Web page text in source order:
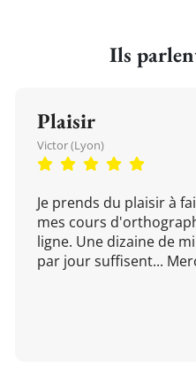
Ils
Plaisir
Victor (Lyon)
Je prends du plaisir à
mes cours
ligne. Une dizaine de
par jour suffisent...